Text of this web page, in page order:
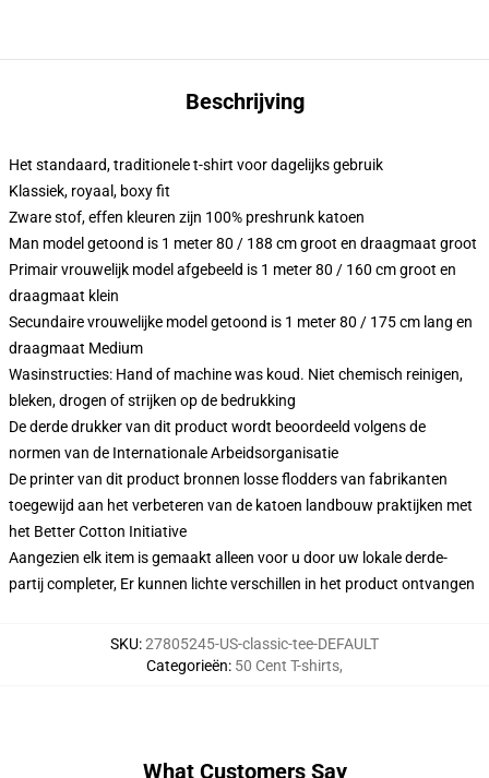
Beschrijving
Het standaard, traditionele t-shirt voor dagelijks gebruik
Klassiek, royaal, boxy fit
Zware stof, effen kleuren zijn 100% preshrunk katoen
Man model getoond is 1 meter 80 / 188 cm groot en draagmaat groot
Primair vrouwelijk model afgebeeld is 1 meter 80 / 160 cm groot en
draagmaat klein
Secundaire vrouwelijke model getoond is 1 meter 80 / 175 cm lang en
draagmaat Medium
Wasinstructies: Hand of machine was koud. Niet chemisch reinigen,
bleken, drogen of strijken op de bedrukking
De derde drukker van dit product wordt beoordeeld volgens de
normen van de Internationale Arbeidsorganisatie
De printer van dit product bronnen losse flodders van fabrikanten
toegewijd aan het verbeteren van de katoen landbouw praktijken met
het Better Cotton Initiative
Aangezien elk item is gemaakt alleen voor u door uw lokale derde-
partij completer, Er kunnen lichte verschillen in het product ontvangen
SKU:27805245-US-classic-tee-DEFAULT
Categorieën: 50 Cent T-shirts,
What Customers Say